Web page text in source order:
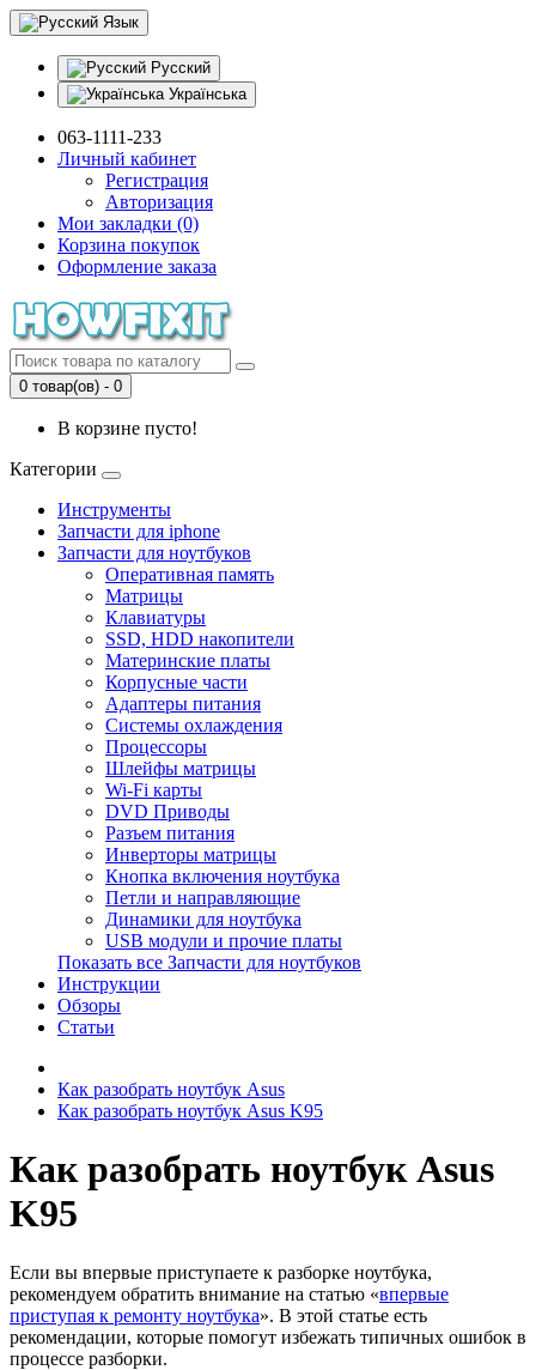
Язык
Русский
Українська
063-1111-233
Личный кабинет
Регистрация
Авторизация
Мои закладки (0)
Корзина покупок
Оформление заказа
0 товар(ов) - 0
В корзине пусто!
Категории
Инструменты
Запчасти для iphone
Запчасти для ноутбуков
Оперативная память
Матрицы
Клавиатуры
SSD, HDD накопители
Материнские платы
Корпусные части
Адаптеры питания
Системы охлаждения
Процессоры
Шлейфы матрицы
Wi-Fi карты
DVD Приводы
Разъем питания
Инверторы матрицы
Кнопка включения ноутбука
Петли и направляющие
Динамики для ноутбука
USB модули и прочие платы
Показать все Запчасти для ноутбуков
Инструкции
Обзоры
Статьи
Как разобрать ноутбук Asus
Как разобрать ноутбук Asus K95
Как разобрать ноутбук Asus
K95
Если вы впервые приступаете к разборке ноутбука,
рекомендуем обратить внимание на статью «впервые
приступая к ремонту ноутбука». В этой статье есть
рекомендации, которые помогут избежать типичных ошибок в
процессе разборки.